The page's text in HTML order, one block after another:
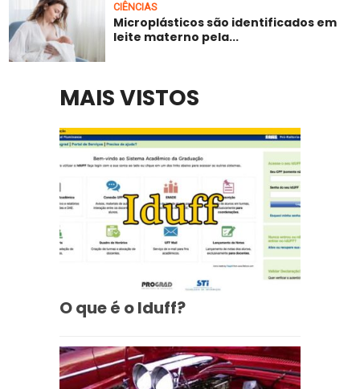
CIÊNCIAS
Microplásticos são identificados em
leite materno pela...
MAIS VISTOS
O que é o Iduff?